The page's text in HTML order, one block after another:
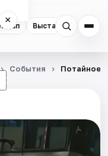
Выставки
×
☾
События Потайное